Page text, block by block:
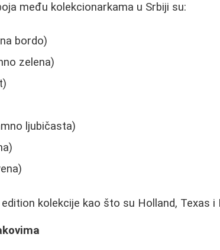
među kolekcionarkama u Srbiji su:
bordo)
zelena)
ljubičasta)
kolekcije kao što su Holland, Texas i